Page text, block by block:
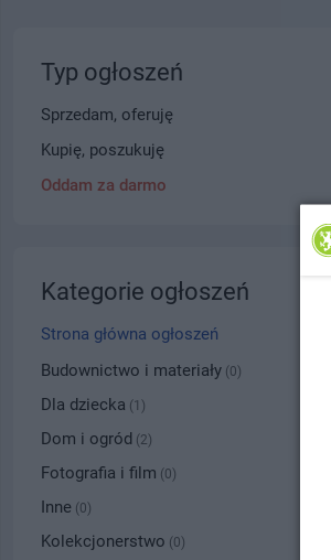
Typ ogłoszeń
Sprzedam, oferuję
Kupię, poszukuję
Oddam za darmo
Kategorie ogłoszeń
Strona główna ogłoszeń
Budownictwo i materiały (0)
Dla dziecka (1)
Dom i ogród (2)
Fotografia i film (0)
Inne (0)
Kolekcjonerstwo (0)